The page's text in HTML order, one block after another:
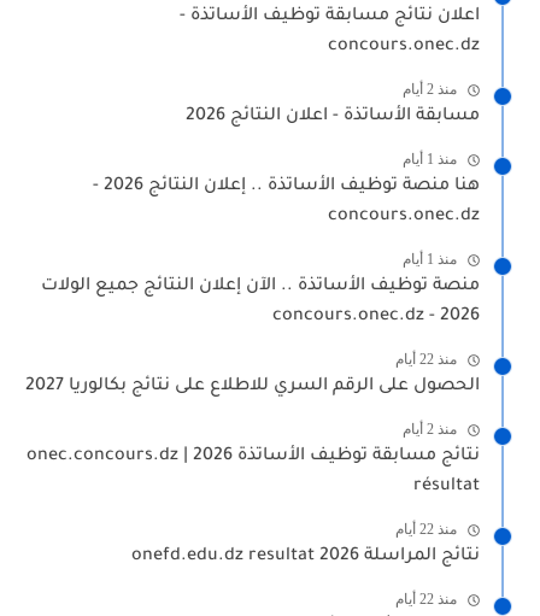
اعلان نتائج مسابقة توظيف الأساتذة -
concours.onec.dz
منذ 2 أيام
مسابقة الأساتذة - اعلان النتائج 2026
منذ 1 أيام
هنا منصة توظيف الأساتذة .. إعلان النتائج 2026 -
concours.onec.dz
منذ 1 أيام
منصة توظيف الأساتذة .. الآن إعلان النتائج جميع الولات
2026 - concours.onec.dz
منذ 22 أيام
الحصول على الرقم السري للاطلاع على نتائج بكالوريا 2027
منذ 2 أيام
نتائج مسابقة توظيف الأساتذة 2026 | onec.concours.dz
résultat
منذ 22 أيام
نتائج المراسلة 2026 onefd.edu.dz resultat
منذ 22 أيام